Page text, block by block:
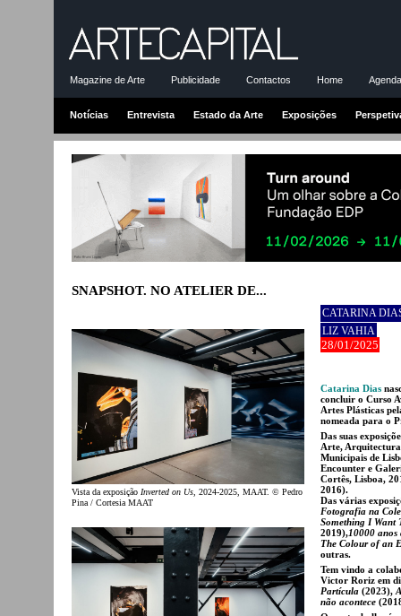
Magazine de Arte Publicidade Contactos Home
Notícias Entrevista Estado da Arte Exposições
SNAPSHOT. NO ATELIER DE...
Vista da exposição Inverted on Us, 2024-2025, MAAT. © Pedro
Pina / Cortesia MAAT
CATARINA
LIZ VAHIA
28/01/2025
Catarina Dias
concluir o Curso
Artes Plásticas
nomeada para o
Das suas
Arte,
Municipais de
Encounter e
Cortês, Lisboa,
2016).
Das várias
Fotografia na
Something I Want
2019),10000 anos
The Colour of an
outras.
Tem vindo a
Victor Roriz em
Partícula (2023),
não acontece